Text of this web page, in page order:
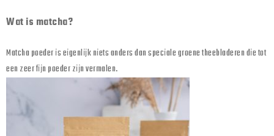
Wat is matcha?
Matcha poeder is eigenlijk niets anders dan speciale groene theebladeren die tot
een zeer fijn poeder zijn vermalen.